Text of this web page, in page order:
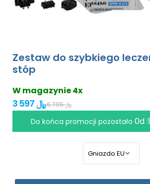
Zestaw do szybkiego
stóp
W magazynie 4x
3 597 ﷼ 6 705 ﷼
Do końca promocji pozostało 0d